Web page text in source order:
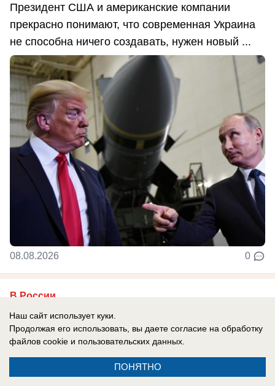
Президент США и американские компании
прекрасно понимают, что современная Украина
не способна ничего создавать, нужен новый ...
08.08.2026 0
В России
Сербия поддерживает Украину: Вучич
радостно встретил Зеленского и
подписал с ним меморандум «о
взаимопонимании»
Наш сайт использует куки.
Продолжая его использовать, вы даете согласие на обработку
файлов cookie и пользовательских данных.
ПОНЯТНО